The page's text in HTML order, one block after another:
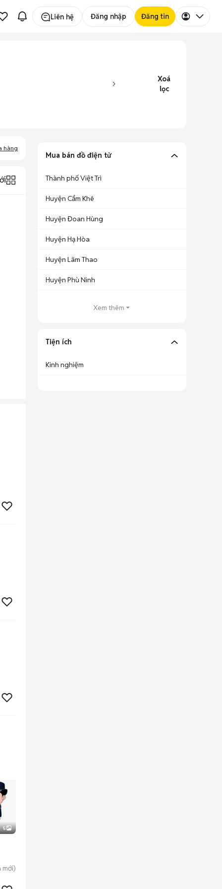
Liên hệ Đăng nhập Đăng tin
Xoá
lọc
hàng
5
mới)
Mua bán đồ điện tử
Thành phố Việt Trì
Huyện Cẩm Khê
Huyện Đoan Hùng
Huyện Hạ Hòa
Huyện Lâm Thao
Huyện Phù Ninh
Xem thêm
Tiện ích
Kinh nghiệm